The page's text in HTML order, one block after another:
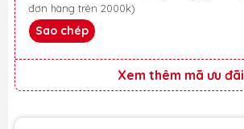
đơn hàng trên 2000k)
Sao chép
Xem thêm mã ưu đãi